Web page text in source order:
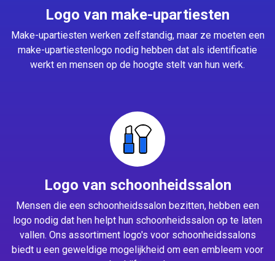
Logo van make-upartiesten
Make-upartiesten werken zelfstandig, maar ze moeten een
make-upartiestenlogo nodig hebben dat als identificatie
werkt en mensen op de hoogte stelt van hun werk.
Logo van schoonheidssalon
Mensen die een schoonheidssalon bezitten, hebben een
logo nodig dat hen helpt hun schoonheidssalon op te laten
vallen. Ons assortiment logo's voor schoonheidssalons
biedt u een geweldige mogelijkheid om een embleem voor